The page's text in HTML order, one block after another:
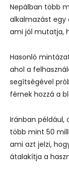
Nepálban több
alkalmazást egy
ami jól mutatja,
Hasonló
ahol a
segítségével
férnek hozzá a
Iránban például,
több mint 50
ami azt jelzi,
átalakítja a